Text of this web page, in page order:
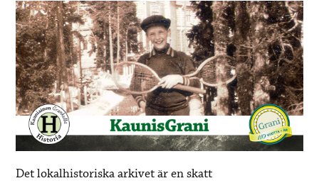
Det lokalhistoriska arkivet är en skatt